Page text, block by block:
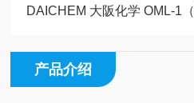
产品介绍